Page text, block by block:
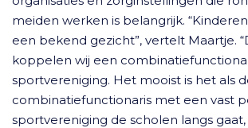
meiden werken is belangrijk.
een bekend gezicht”, vertelt Maartje.
koppelen wij een
sportvereniging. Het mooist is het als
combinatiefunctionaris met een vast
sportvereniging de scholen langs